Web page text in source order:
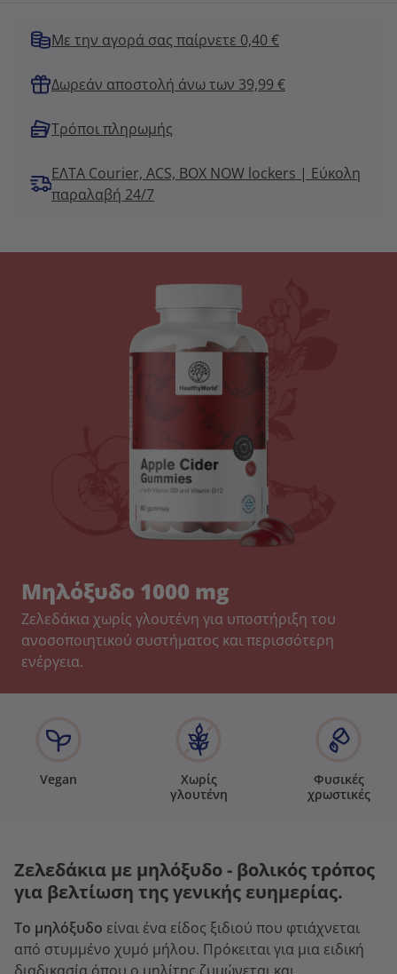
Με την αγορά σας παίρνετε 0,40 €
Δωρεάν αποστολή άνω των 39,99 €
Τρόποι πληρωμής
ΕΛΤΑ Courier, ACS, BOX NOW lockers | Εύκολη
παραλαβή 24/7
Μηλόξυδο 1000 mg
Ζελεδάκια χωρίς γλουτένη για υποστήριξη του
ανοσοποιητικού συστήματος και περισσότερη
ενέργεια.
Vegan
Χωρίς
γλουτένη
Φυσικές
χρωστικές
Ζελεδάκια με μηλόξυδο - βολικός τρόπος
για βελτίωση της γενικής ευημερίας.
Το μηλόξυδο είναι ένα είδος ξιδιού που φτιάχνεται
από στυμμένο χυμό μήλου. Πρόκειται για μια ειδική